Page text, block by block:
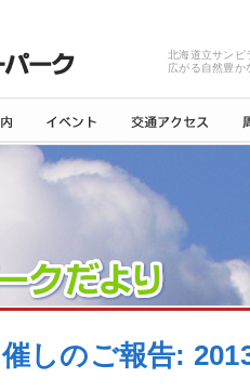
北海道立サンピ
広がる自然豊か
催しのご報告: